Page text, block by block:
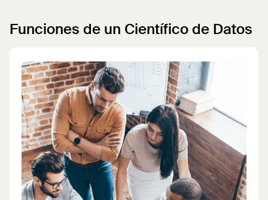
Funciones de un Científico de Datos